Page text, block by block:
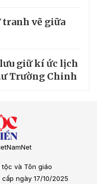
tranh vẽ giữa
giữ kí ức lịch
Trường Chinh
tộc và Tôn giáo
cấp ngày 17/10/2025